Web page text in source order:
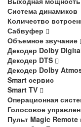
Система динамиков
Количество
Сабвуфер
Объемное звучание
Декодер Dolby
Декодер DTS
Декодер Dolby
Smart сервис
Smart TV
Операционная
Голосовое
Пульт Magic Remote